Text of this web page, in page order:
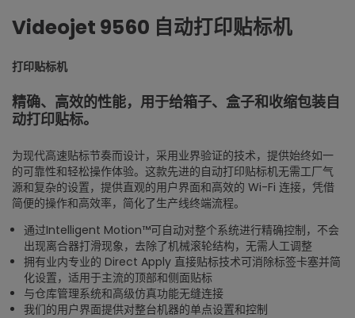
Videojet 9560 自动打印贴标机
打印贴标机
精确、高效的性能，用于给箱子、盒子和收缩包装自
动打印贴标。
为现代高速贴标节奏而设计，采用业界验证的技术，提供始终如一
的可靠性和轻松操作体验。这款先进的自动打印贴标机无需工厂气
源和复杂的设置，提供直观的用户界面和高效的 Wi-Fi 连接，凭借
简便的操作和高效率，简化了生产线终端流程。
通过Intelligent Motion™可自动对整个系统进行精确控制，不会
出现离合器打滑现象，去除了机械滚轮结构，无需人工调整
拥有业内专业的 Direct Apply 直接贴标技术可消除标签卡塞并简
化设置，适用于主流的顶部和侧面贴标
与仓库管理系统和高级仿真功能无缝连接
我们的用户界面提供对整台机器的单点设置和控制